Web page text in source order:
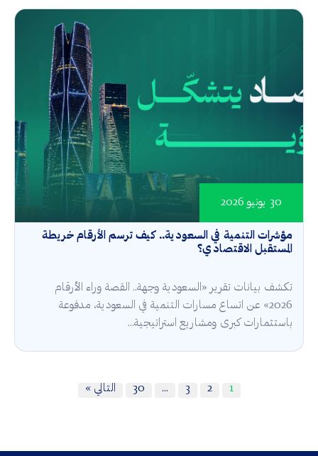
مؤشرات التنمية في السعودية.. كيف ترسم الأرقام خريطة
المستقبل الاقتصادي؟
30 يونيو 2026
تكشف بيانات تقرير «السعودية وجهة.. القصة وراء الأرقام
2026» عن اتساع مسارات التنمية في السعودية، مدفوعة
باستثمارات كبرى ومشاريع استراتيجية...
1
2
3
…
30 التالي »